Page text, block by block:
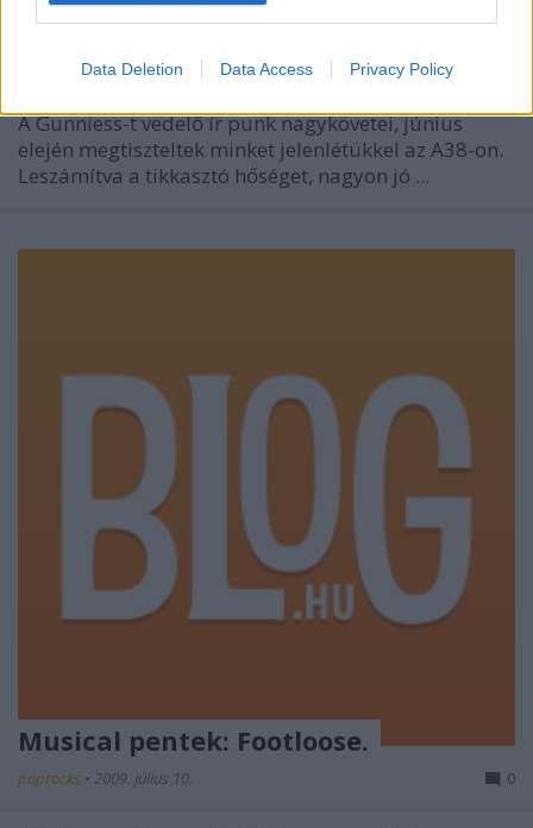
Data Deletion Data Access Privacy Policy
Videó: Flogging Molly Budapesten..
poprocks• 2009. július 10.
A Gunniess-t vedelő ír punk nagykövetei, június
elején megtiszteltek minket jelenlétükkel az A38-on.
Leszámítva a tikkasztó hőséget, nagyon jó ...
Musical pentek: Footloose.
poprocks • 2009. július 10. 0